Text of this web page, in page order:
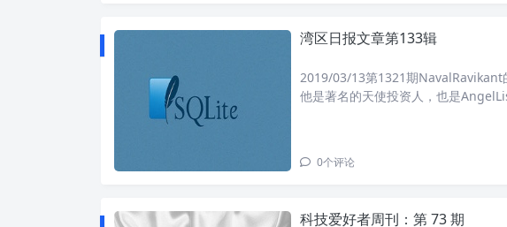
湾区日报文章第133辑
2019/03/13第1321期NavalRavikant
他是著名的天使投资人，也是
0个评论
科技爱好者周刊：第 73 期